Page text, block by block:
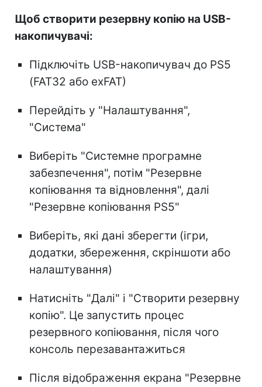
Щоб створити резервну копію на USB-
накопичувачі:
Підключіть USB-накопичувач до PS5
(FAT32 або exFAT)
Перейдіть у "Налаштування",
"Система"
Виберіть "Системне програмне
забезпечення", потім "Резервне
копіювання та відновлення", далі
"Резервне копіювання PS5"
Виберіть, які дані зберегти (ігри,
додатки, збереження, скріншоти або
налаштування)
Натисніть "Далі" і "Створити резервну
копію". Це запустить процес
резервного копіювання, після чого
консоль перезавантажиться
Після відображення екрана "Резервне